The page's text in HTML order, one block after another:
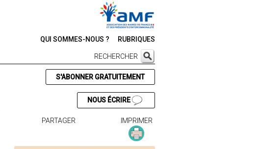
QUI SOMMES-NOUS ? RUBRIQUES
RECHERCHER
S'ABONNER GRATUITEMENT
NOUS ÉCRIRE
PARTAGER IMPRIMER